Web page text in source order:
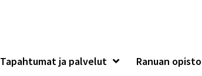
Tapahtumat ja palvelut Ranuan opisto